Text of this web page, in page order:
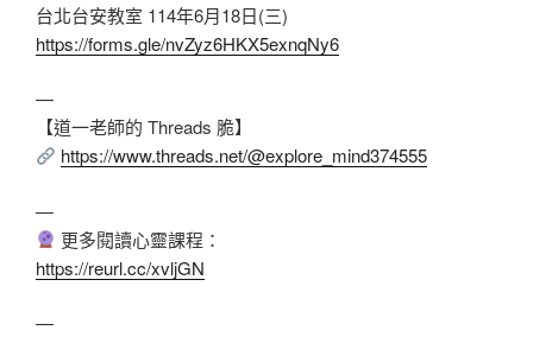
台北台安教室 114年6月18日(三)
https://forms.gle/nvZyz6HKX5exnqNy6
—
【道一老師的 Threads 脆】
https://www.threads.net/@explore_mind374555
—
更多閱讀心靈課程：
https://reurl.cc/xvljGN
—